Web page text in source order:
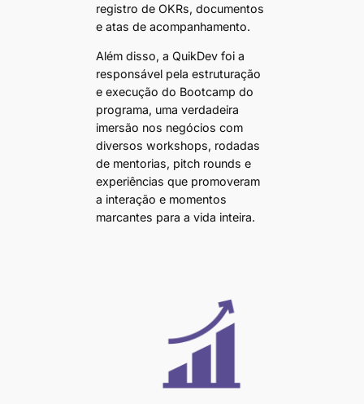
registro de OKRs, documentos
e atas de acompanhamento.
Além disso, a QuikDev foi a
responsável pela estruturação
e execução do Bootcamp do
programa, uma verdadeira
imersão nos negócios com
diversos workshops, rodadas
de mentorias, pitch rounds e
experiências que promoveram
a interação e momentos
marcantes para a vida inteira.